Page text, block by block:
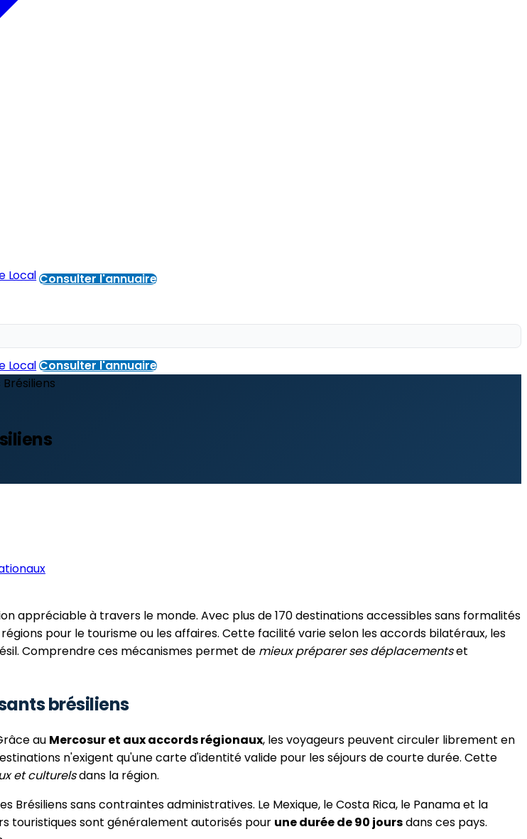
LocalConsulter l'annuaire
LocalConsulter l'annuaire
appréciable à travers le monde. Avec plus de 170 destinations accessibles sans formalités
pour le tourisme ou les affaires. Cette facilité varie selon les accords bilatéraux, les
Comprendre ces mécanismes permet de mieux préparer ses déplacementset
brésiliens
au Mercosur et aux accords régionaux, les voyageurs peuvent circuler librement en
n'exigent qu'une carte d'identité valide pour les séjours de courte durée. Cette
et culturelsdans la région.
sans contraintes administratives. Le Mexique, le Costa Rica, le Panama et la
touristiques sont généralement autorisés pour une durée de 90 joursdans ces pays.